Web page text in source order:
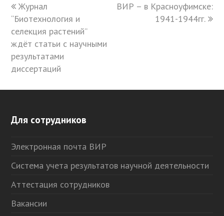
previous
post:
Журнал
“Биотехнология и
селекция растений”
ждёт статьи с научными
результатами
диссертаций
next
ВИР – в Красноуфимске:
1941-1944гг.
Для сотрудников
Электронная почта ВИР
Система учета результатов научной деятельности
Аттестация сотрудников
Вакансии